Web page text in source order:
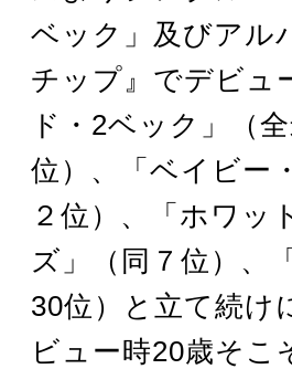
ベック」及びアル
チップ』でデビュ
ド・2ベック」（
位）、「ベイビー
２位）、「ホワッ
ズ」（同７位）、
30位）と立て続け
ビュー時20歳そ